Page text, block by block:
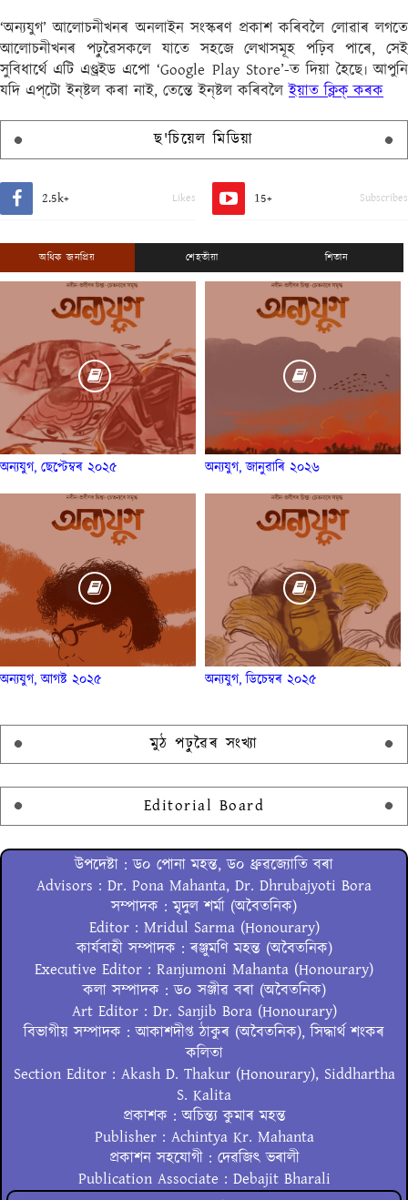
‘অন্যযুগ’ আলোচনীখনৰ অনলাইন সংস্কৰণ প্ৰকাশ কৰিবলৈ লোৱাৰ লগতে
আলোচনীখনৰ পঢ়ুৱৈসকলে যাতে সহজে লেখাসমূহ পঢ়িব পাৰে, সেই
সুবিধাৰ্থে এটি এণ্ড্ৰইড এপো ‘Google Play Store’-ত দিয়া হৈছে৷ আপুনি
যদি এপ্‌টো ইন্‌ষ্টল কৰা নাই, তেন্তে ইন্‌ষ্টল কৰিবলৈইয়াত ক্লিক্ কৰক
ছ'চিয়েল মিডিয়া
2.5k+ Likes 15+ Subscribes
অধিক জনপ্ৰিয় শেহতীয়া শিতান
অন্যযুগ, ছেপ্টেম্বৰ ২০২৫ অন্যযুগ, জানুৱাৰি ২০২৬
অন্যযুগ, আগষ্ট ২০২৫ অন্যযুগ, ডিচেম্বৰ ২০২৫
মুঠ পঢ়ুৱৈৰ সংখ্যা
Editorial Board
উপদেষ্টা : ড০ পোনা মহন্ত, ড০ ধ্ৰুৱজ্যোতি বৰা
Advisors : Dr. Pona Mahanta, Dr. Dhrubajyoti Bora
সম্পাদক : মৃদুল শৰ্মা (অবৈতনিক)
Editor : Mridul Sarma (Honourary)
কাৰ্যবাহী সম্পাদক : ৰঞ্জুমণি মহন্ত (অবৈতনিক)
Executive Editor : Ranjumoni Mahanta (Honourary)
কলা সম্পাদক : ড০ সঞ্জীৱ বৰা (অবৈতনিক)
Art Editor : Dr. Sanjib Bora (Honourary)
বিভাগীয় সম্পাদক : আকাশদীপ্ত ঠাকুৰ (অবৈতনিক), সিদ্ধাৰ্থ শংকৰ
কলিতা
Section Editor : Akash D. Thakur (Honourary), Siddhartha
S. Kalita
প্ৰকাশক : অচিন্ত্য কুমাৰ মহন্ত
Publisher : Achintya Kr. Mahanta
প্ৰকাশন সহযোগী : দেৱজিৎ ভৰালী
Publication Associate : Debajit Bharali